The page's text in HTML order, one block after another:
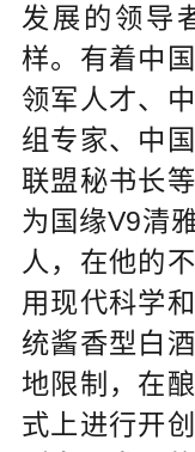
发展的领导
样。有着中
领军人才、
组专家、中
联盟秘书长
为国缘V9清
人，在他的
用现代科学
统酱香型白
地限制，在
式上进行开